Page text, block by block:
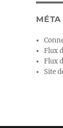
MÉTA
Flux
Flux
Site